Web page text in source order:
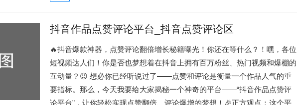
抖音作品点赞评论平台_抖音点赞评论区
🔥抖音爆款神器，点赞评论翻倍增长秘籍曝光！你还在等什么？！嘿，各位
短视频达人们！你是否也梦想着在抖音上拥有百万粉丝、热门视频和爆棚的
互动量？😉 想必你已经听说过了——点赞和评论是衡量一个作品人气的重
要指标。那么，今天我要给大家揭秘一个神奇的平台——“抖音作品点赞评
论平台”，让你轻松实现点赞翻倍、评论爆增的梦想！🎉正方观点：这个平